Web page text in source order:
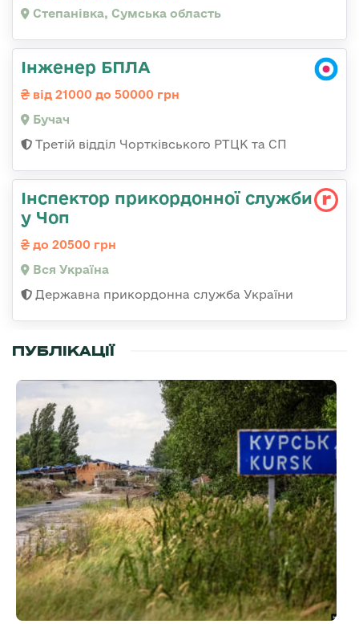
Степанівка, Сумська область
Інженер БПЛА
від 21000 до 50000 грн
Бучач
Третій відділ Чортківського РТЦК та СП
Інспектор прикордонної служби
у Чоп
до 20500 грн
Вся Україна
Державна прикордонна служба України
ПУБЛІКАЦІЇ